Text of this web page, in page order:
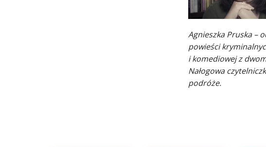
Agnieszka Pruska –
powieści
i komediowej z
Nałogowa
podróże.